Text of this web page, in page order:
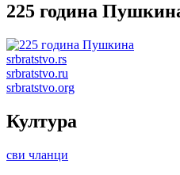
225 година
srbratstvo.rs
srbratstvo.ru
srbratstvo.org
Култура
сви чланци